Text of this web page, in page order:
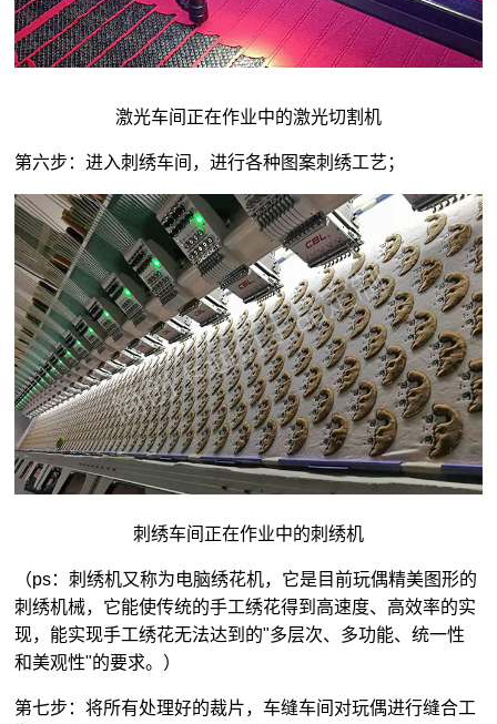
激光车间正在作业中的激光切割机
第六步：进入刺绣车间，进行各种图案刺绣工艺；
刺绣车间正在作业中的刺绣机
（ps：刺绣机又称为电脑绣花机，它是目前玩偶精美图形的
刺绣机械，它能使传统的手工绣花得到高速度、高效率的实
现，能实现手工绣花无法达到的"多层次、多功能、统一性
和美观性"的要求。）
第七步：将所有处理好的裁片，车缝车间对玩偶进行缝合工